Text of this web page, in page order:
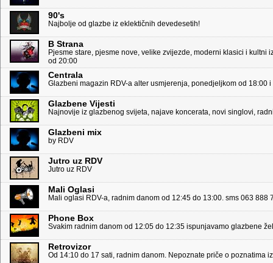
90's
Najbolje od glazbe iz eklektičnih devedesetih!
B Strana
Pjesme stare, pjesme nove, velike zvijezde, moderni klasici i kultni
od 20:00
Centrala
Glazbeni magazin RDV-a alter usmjerenja, ponedjeljkom od 18:00
Glazbene Vijesti
Najnovije iz glazbenog svijeta, najave koncerata, novi singlovi,
Glazbeni mix
by RDV
Jutro uz RDV
Jutro uz RDV
Mali Oglasi
Mali oglasi RDV-a, radnim danom od 12:45 do 13:00. sms 063 888
Phone Box
Svakim radnim danom od 12:05 do 12:35 ispunjavamo glazbene
Retrovizor
Od 14:10 do 17 sati, radnim danom. Nepoznate priče o poznatima